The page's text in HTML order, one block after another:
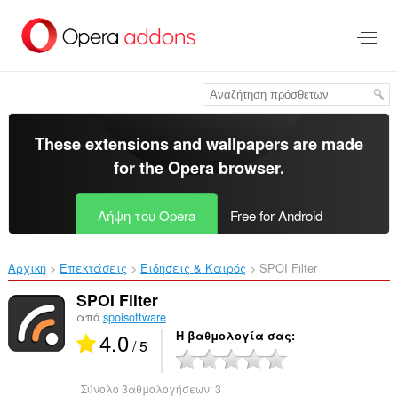
στο
κύριο
These extensions and wallpapers are made
for theOpera browser.
Λήψη του Opera Free for Android
Αρχική Επεκτάσεις Ειδήσεις & Καιρός SPOI Filter‎
SPOI Filter
από spoisoftware
4.0/ 5 Η βαθμολογία σας
Σύνολο βαθμολογήσεων:3